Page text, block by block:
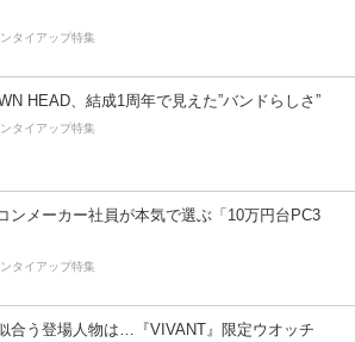
タイアップ特集
HEAD、結成1周年で見えた”バンドらしさ”
タイアップ特集
ンメーカー社員が本気で選ぶ「10万円台PC3
タイアップ特集
合う登場人物は…『VIVANT』限定ウオッチ